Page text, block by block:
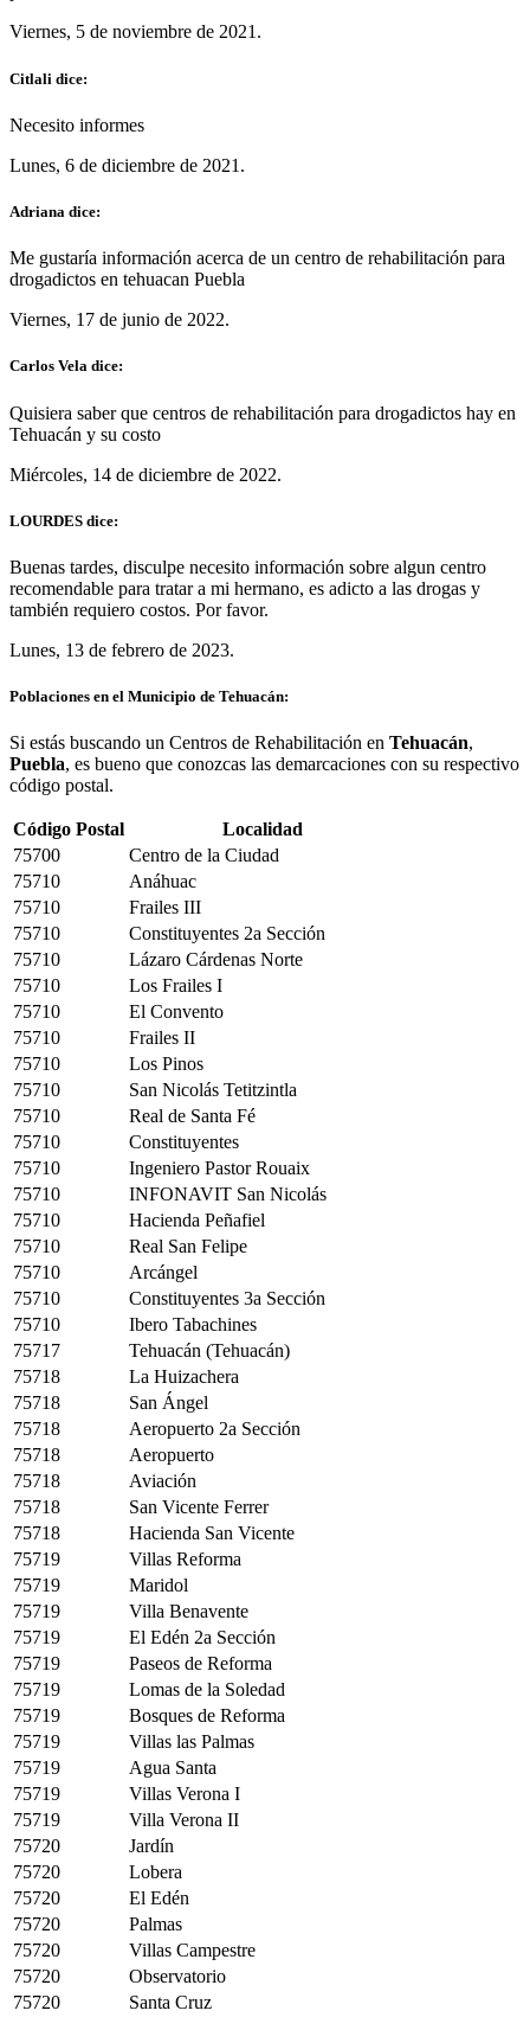
Viernes, 5 de noviembre de 2021.
Citlali dice:
Necesito informes
Lunes, 6 de diciembre de 2021.
Adriana dice:
Me gustaría información acerca de un centro de rehabilitación para
drogadictos en tehuacan Puebla
Viernes, 17 de junio de 2022.
Carlos Vela dice:
Quisiera saber que centros de rehabilitación para drogadictos hay en
Tehuacán y su costo
Miércoles, 14 de diciembre de 2022.
LOURDES dice:
Buenas tardes, disculpe necesito información sobre algun centro
recomendable para tratar a mi hermano, es adicto a las drogas y
también requiero costos. Por favor.
Lunes, 13 de febrero de 2023.
Poblaciones en el Municipio de Tehuacán:
Si estás buscando un Centros de Rehabilitación en Tehuacán,
Puebla, es bueno que conozcas las demarcaciones con su respectivo
código postal.
Código Postal
Localidad
75700
Centro de la Ciudad
75710
Anáhuac
75710
Frailes III
75710
Constituyentes 2a Sección
75710
Lázaro Cárdenas Norte
75710
Los Frailes I
75710
El Convento
75710
Frailes II
75710
Los Pinos
75710
San Nicolás Tetitzintla
75710
Real de Santa Fé
75710
Constituyentes
75710
Ingeniero Pastor Rouaix
75710
INFONAVIT San Nicolás
75710
Hacienda Peñafiel
75710
Real San Felipe
75710
Arcángel
75710
Constituyentes 3a Sección
75710
Ibero Tabachines
75717
Tehuacán (Tehuacán)
75718
La Huizachera
75718
San Ángel
75718
Aeropuerto 2a Sección
75718
Aeropuerto
75718
Aviación
75718
San Vicente Ferrer
75718
Hacienda San Vicente
75719
Villas Reforma
75719
Maridol
75719
Villa Benavente
75719
El Edén 2a Sección
75719
Paseos de Reforma
75719
Lomas de la Soledad
75719
Bosques de Reforma
75719
Villas las Palmas
75719
Agua Santa
75719
Villas Verona I
75719
Villa Verona II
75720
Jardín
75720
Lobera
75720
El Edén
75720
Palmas
75720
Villas Campestre
75720
Observatorio
75720
Santa Cruz